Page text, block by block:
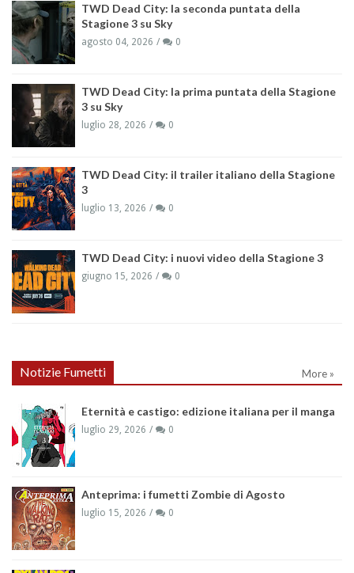
TWD Dead City: la seconda puntata della
Stagione 3 su Sky
agosto 04, 2026 0
TWD Dead City: la prima puntata della Stagione
3 su Sky
luglio 28, 2026 0
TWD Dead City: il trailer italiano della Stagione
3
luglio 13, 2026 0
TWD Dead City: i nuovi video della Stagione 3
giugno 15, 2026 0
Notizie Fumetti More »
Eternità e castigo: edizione italiana per il manga
luglio 29, 2026 0
Anteprima: i fumetti Zombie di Agosto
luglio 15, 2026 0